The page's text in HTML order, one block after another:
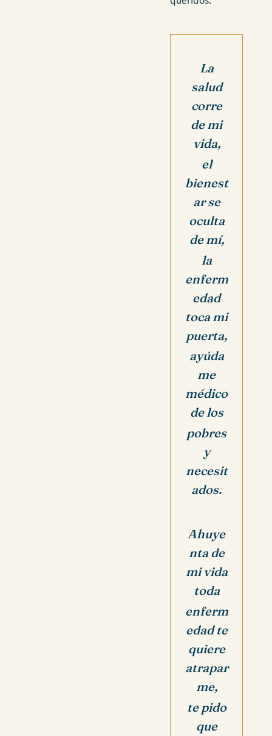
La
salud
corre
de mi
vida,
el
bienest
ar se
oculta
de mí,
la
enferm
edad
toca mi
puerta,
ayúda
me
médico
de los
pobres
y
necesit
ados.
Ahuye
nta de
mi vida
toda
enferm
edad te
quiere
atrapar
me,
te pido
que